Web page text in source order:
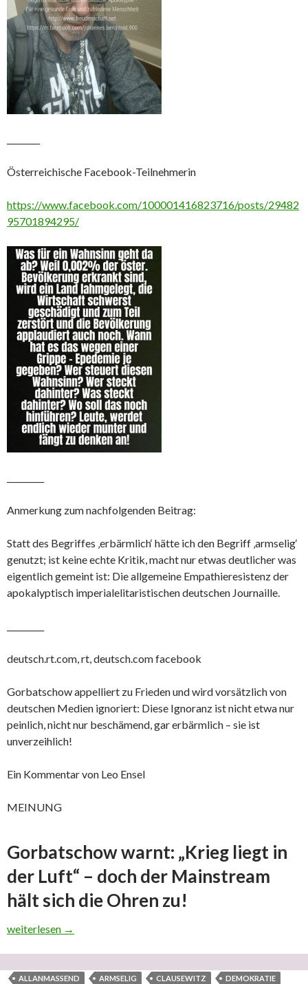
Österreichische Facebook-Teilnehmerin
https://www.facebook.com/100001416823716/posts/29482
95701894295/
Anmerkung zum nachfolgenden Beitrag:
Statt des Begriffes ‚erbärmlich‘ hätte ich den Begriff ‚armselig‘
genutzt; ist keine echte Kritik, macht nur etwas deutlicher was
eigentlich gemeint ist: Die allgemeine Empathieresistenz der
apokalyptisch imperialelitaristischen deutschen Journaille.
deutsch.rt.com, rt, deutsch.com facebook
Gorbatschow appelliert zu Frieden und wird vorsätzlich von
deutschen Medien ignoriert: Diese Ignoranz ist nicht etwa nur
peinlich, nicht nur beschämend, gar erbärmlich – sie ist
unverzeihlich!
Ein Kommentar von Leo Ensel
MEINUNG
Gorbatschow warnt: „Krieg liegt in
der Luft“ – doch der Mainstream
hält sich die Ohren zu!
‚Österreich 0,002 % erkrankt (nicht Tote, sondern Erkrankte) –
weiterlesen →
ALLANMASSEND ARMSELIG CLAUSEWITZ DEMOKRATIE